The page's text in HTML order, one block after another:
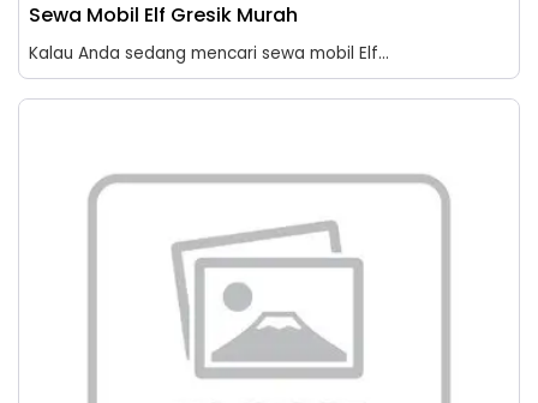
Sewa Mobil Elf Gresik Murah
Kalau Anda sedang mencari sewa mobil Elf...